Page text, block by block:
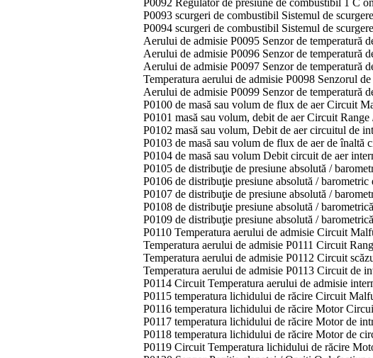
P0093 scurgeri de combustibil Sistemul de
P0094 scurgeri de combustibil Sistemul de
Aerului de admisie P0095 Senzor de temperatură
Aerului de admisie P0096 Senzor de temperatură
Aerului de admisie P0097 Senzor de temperatură
Temperatura aerului de admisie P0098 Senzorul
Aerului de admisie P0099 Senzor de temperatură
P0100 de masă sau volum de flux de aer Circuit
P0101 masă sau volum, debit de aer Circuit
P0102 masă sau volum, Debit de aer circuitul de
P0103 de masă sau volum de flux de aer de înaltă
P0104 de masă sau volum Debit circuit de aer
P0105 de distribuţie de presiune absolută /
P0106 ​​de distribuţie presiune absolută /
P0107 de distribuţie de presiune absolută /
P0108 de distribuţie presiune absolută /
P0109 de distribuţie presiune absolută /
P0110 Temperatura aerului de admisie Circuit
Temperatura aerului de admisie P0111 Circuit
Temperatura aerului de admisie P0112 Circuit
Temperatura aerului de admisie P0113 Circuit de
P0114 Circuit Temperatura aerului de admisie
P0115 temperatura lichidului de răcire Circuit
P0116 temperatura lichidului de răcire Motor
P0117 temperatura lichidului de răcire Motor de
P0118 temperatura lichidului de răcire Motor de
P0119 Circuit Temperatura lichidului de răcire